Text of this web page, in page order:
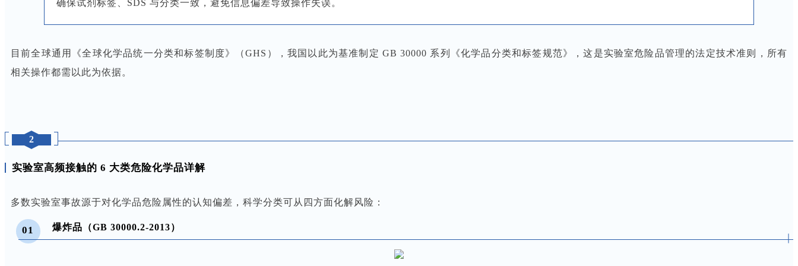
确保试剂标签、SDS 与分类一致，避免信息偏差导致操作失误。
目前全球通用《全球化学品统一分类和标签制度》（GHS），我国以此为基准制定 GB 30000 系列《化学品分类和标签规范》，这是实验室危险品管理的法定技术准则，所有
相关操作都需以此为依据。
2
实验室高频接触的 6 大类危险化学品详解
多数实验室事故源于对化学品危险属性的认知偏差，科学分类可从四方面化解风险：
01 爆炸品（GB 30000.2-2013）